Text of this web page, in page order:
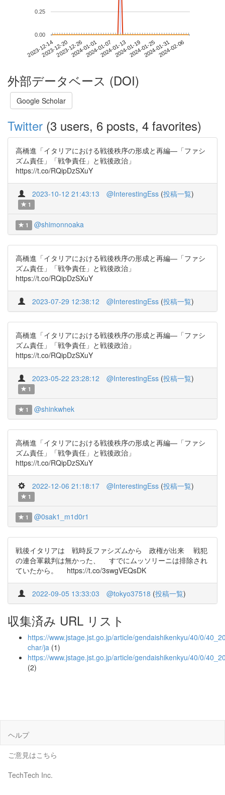
2023-12-142023-12-202023-12-262024-01-012024-01-072024-01-132024-01-192024-01-252024-01-312024-02-06
0.00
0.25
外部データベース (DOI)
Google Scholar
Twitter (3 users, 6 posts, 4 favorites)
高橋進「イタリアにおける戦後秩序の形成と再編―「ファシ
ズム責任」「戦争責任」と戦後政治」
https://t.co/RQipDzSXuY
2023-10-12 21:43:13 @InterestingEss (投稿一覧)
1
1 @shimonnoaka
高橋進「イタリアにおける戦後秩序の形成と再編―「ファシ
ズム責任」「戦争責任」と戦後政治」
https://t.co/RQipDzSXuY
2023-07-29 12:38:12 @InterestingEss (投稿一覧)
高橋進「イタリアにおける戦後秩序の形成と再編―「ファシ
ズム責任」「戦争責任」と戦後政治」
https://t.co/RQipDzSXuY
2023-05-22 23:28:12 @InterestingEss (投稿一覧)
1
1 @shinkwhek
高橋進「イタリアにおける戦後秩序の形成と再編―「ファシ
ズム責任」「戦争責任」と戦後政治」
https://t.co/RQipDzSXuY
2022-12-06 21:18:17 @InterestingEss (投稿一覧)
1
1 @0sak1_m1d0r1
戦後イタリアは 戦時反ファシズムから 政権が出来 戦犯
の連合軍裁判は無かった、 すでにムッソリーニは排除され
ていたから。 https://t.co/3swgVEQsDK
2022-09-05 13:33:03 @tokyo37518 (投稿一覧)
収集済み URL リスト
https://www.jstage.jst.go.jp/article/gendaishikenkyu/40/0/
char/ja (1)
https://www.jstage.jst.go.jp/article/gendaishikenkyu/40/0/
(2)
ヘルプ
ご意見はこちら
TechTech Inc.